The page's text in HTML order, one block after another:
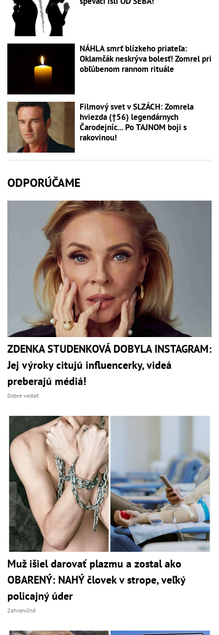
NÁHLA smrť blízkeho priateľa:
Oklamčák neskrýva bolesť! Zomrel pri
obľúbenom rannom rituále
Filmový svet v SLZÁCH: Zomrela
hviezda (†56) legendárnych
Čarodejníc... Po TAJNOM boji s
rakovinou!
ODPORÚČAME
ZDENKA STUDENKOVÁ DOBYLA INSTAGRAM:
Jej výroky citujú influencerky, videá
preberajú médiá!
Dobre vedieť
Muž išiel darovať plazmu a zostal ako
OBARENÝ: NAHÝ človek v strope, veľký
policajný úder
Zahraničné